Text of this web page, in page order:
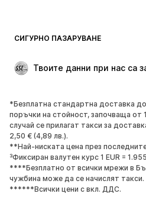
Специални Поводи
ОБУВКИ
НОВО
Маратонки
Обувки с висок ток
Сандали
СИГУРНО ПАЗАРУВАНЕ
Твоите данни при нас са
*Безплатна стандартна доставка
поръчки на стойност, започваща от
случай се прилагат такси за
2,50 € (4,89 лв.).
**Най-ниската цена през
³Фиксиран валутен курс 1 EUR =
****Безплатно от всички мрежи в
чужбина може да се начислят такси.
******Всички цени с вкл. ДДС.